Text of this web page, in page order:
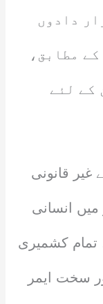
دادوں
مطابق،
کے لئے
غیر قانونی
انسانی
تمام کشمیری
سخت ایمر